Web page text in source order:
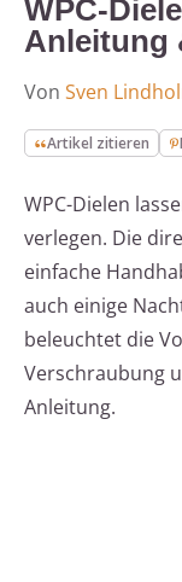
WPC-
Anleitung
Von Sven
Artikel zitieren
WPC-Dielen
verlegen. Die
einfache
auch einige
beleuchtet die
Verschraubung
Anleitung.